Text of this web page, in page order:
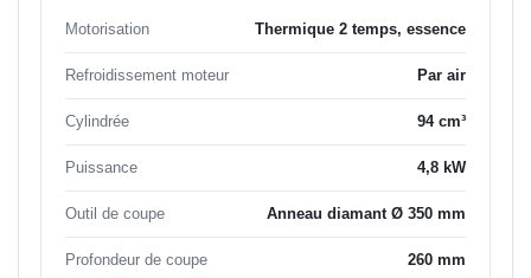
Motorisation Thermique 2 temps, essence
Refroidissement moteur Par air
Cylindrée 94 cm³
Puissance 4,8 kW
Outil de coupe Anneau diamant Ø 350 mm
Profondeur de coupe 260 mm